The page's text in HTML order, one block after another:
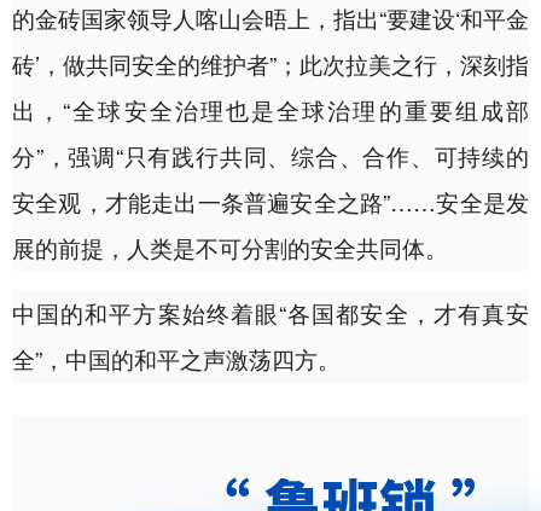
的金砖国家领导人喀山会晤上，指出“要建设‘和平金
砖’，做共同安全的维护者”；此次拉美之行，深刻指
出，“全球安全治理也是全球治理的重要组成部
分”，强调“只有践行共同、综合、合作、可持续的
安全观，才能走出一条普遍安全之路”……安全是发
展的前提，人类是不可分割的安全共同体。
中国的和平方案始终着眼“各国都安全，才有真安
全”，中国的和平之声激荡四方。